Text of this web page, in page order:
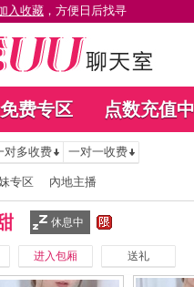
入收藏 ，方便日后找寻
免费专区 点数充值
对多收费 一对一收费
专区 內地主播
休息中
进入包厢 送礼